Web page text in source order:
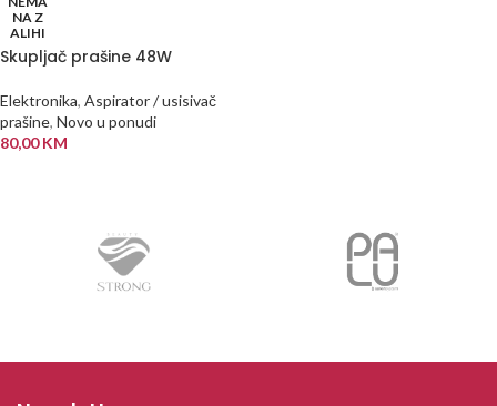
NA Z
ALIHI
Skupljač prašine 48W
Elektronika, Aspirator / usisivač
prašine, Novo u ponudi
80,00KM